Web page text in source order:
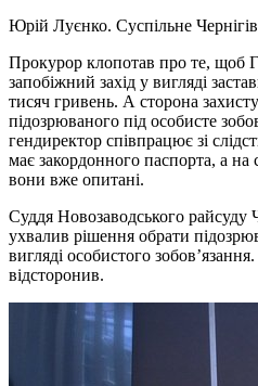
Юрій Луєнко. Суспільне Чернігів
Прокурор клопотав про те, щоб
запобіжний захід у вигляді
тисяч гривень. А сторона
підозрюваного під особисте
гендиректор співпрацює зі
має закордонного паспорта, а на
вони вже опитані.
Суддя Новозаводського райсуду
ухвалив рішення обрати
вигляді особистого
відсторонив.